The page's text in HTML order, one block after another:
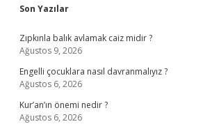
Sidebar
Son Yazılar
Zıpkınla balık avlamak caiz midir ?
Ağustos 9, 2026
Engelli çocuklara nasıl davranmalıyız ?
Ağustos 6, 2026
Kur’an’ın önemi nedir ?
Ağustos 6, 2026